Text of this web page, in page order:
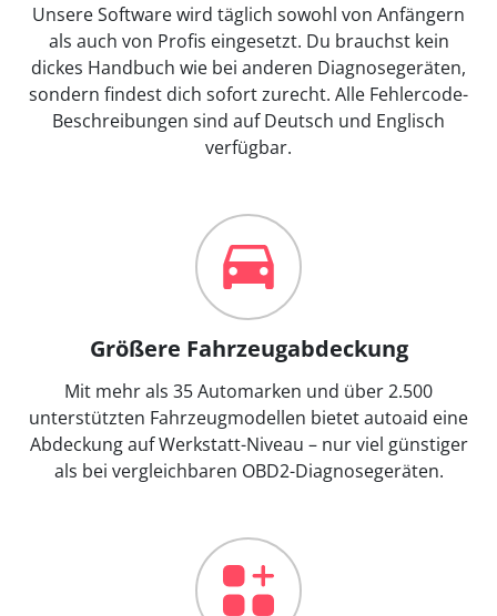
Unsere Software wird täglich sowohl von Anfängern
als auch von Profis eingesetzt. Du brauchst kein
dickes Handbuch wie bei anderen Diagnosegeräten,
sondern findest dich sofort zurecht. Alle Fehlercode-
Beschreibungen sind auf Deutsch und Englisch
verfügbar.
Größere Fahrzeugabdeckung
Mit mehr als 35 Automarken und über 2.500
unterstützten Fahrzeugmodellen bietet autoaid eine
Abdeckung auf Werkstatt-Niveau – nur viel günstiger
als bei vergleichbaren OBD2-Diagnosegeräten.